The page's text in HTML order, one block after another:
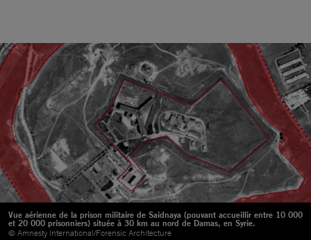
Vue aérienne de la prison militaire de Saidnaya (pouvant accueillir entre 10 000
et 20 000 prisonniers) située à 30 km au nord de Damas, en Syrie.
© Amnesty International/Forensic Architecture